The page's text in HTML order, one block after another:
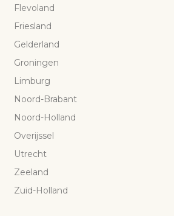
Flevoland
Friesland
Gelderland
Groningen
Limburg
Noord-Brabant
Noord-Holland
Overijssel
Utrecht
Zeeland
Zuid-Holland